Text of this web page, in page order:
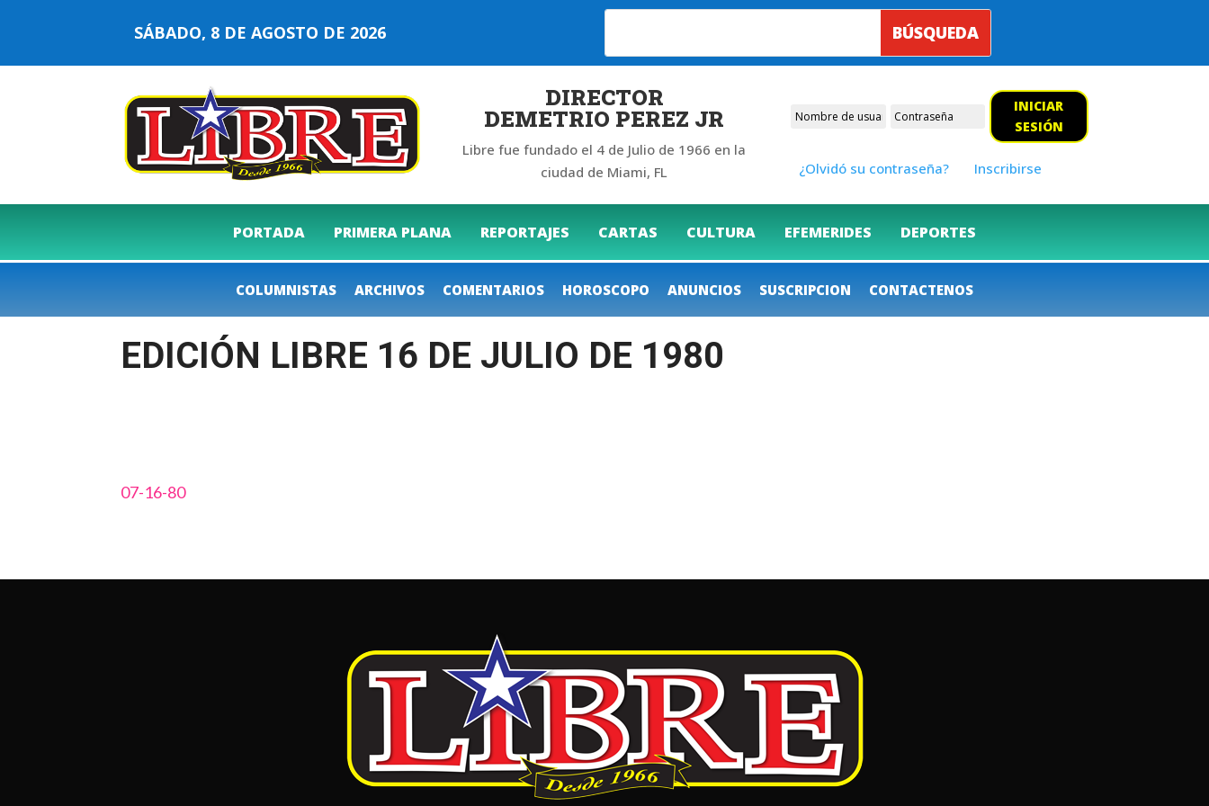
SÁBADO, 8 DE AGOSTO DE 2026
DIRECTOR
DEMETRIO PEREZ JR
Libre fue fundado el 4 de Julio de 1966 en la
ciudad de Miami, FL
INICIAR
SESIÓN
¿Olvidó su contraseña? Inscribirse
PORTADA PRIMERA PLANA REPORTAJES CARTAS CULTURA EFEMERIDES DEPORTES
COLUMNISTAS ARCHIVOS COMENTARIOS HOROSCOPO ANUNCIOS SUSCRIPCION CONTACTENOS
EDICIÓN LIBRE 16 DE JULIO DE 1980
07-16-80